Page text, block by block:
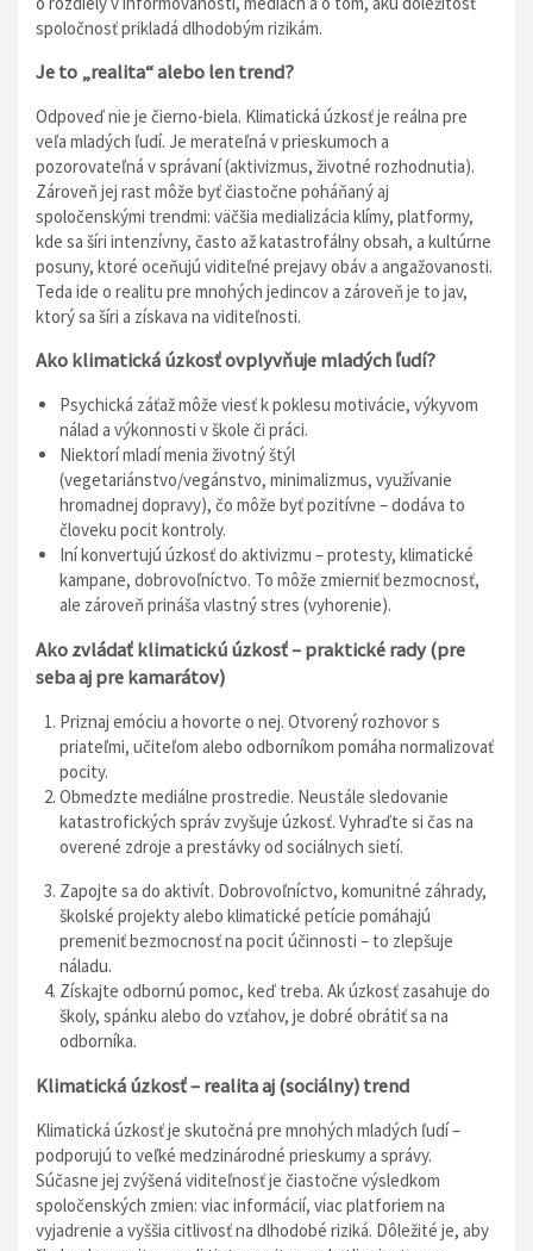
spoločnosť prikladá dlhodobým rizikám.
Je to „realita“ alebo len trend?
Odpoveď nie je čierno-biela. Klimatická úzkosť je reálna pre
veľa mladých ľudí. Je merateľná v prieskumoch a
pozorovateľná v správaní (aktivizmus, životné rozhodnutia).
Zároveň jej rast môže byť čiastočne poháňaný aj
spoločenskými trendmi: väčšia medializácia klímy, platformy,
kde sa šíri intenzívny, často až katastrofálny obsah, a kultúrne
posuny, ktoré oceňujú viditeľné prejavy obáv a angažovanosti.
Teda ide o realitu pre mnohých jedincov a zároveň je to jav,
ktorý sa šíri a získava na viditeľnosti.
Ako klimatická úzkosť ovplyvňuje mladých ľudí?
Psychická záťaž môže viesť k poklesu motivácie, výkyvom
nálad a výkonnosti v škole či práci.
Niektorí mladí menia životný štýl
(vegetariánstvo/vegánstvo, minimalizmus, využívanie
hromadnej dopravy), čo môže byť pozitívne – dodáva to
človeku pocit kontroly.
Iní konvertujú úzkosť do aktivizmu – protesty, klimatické
kampane, dobrovoľníctvo. To môže zmierniť bezmocnosť,
ale zároveň prináša vlastný stres (vyhorenie).
Ako zvládať klimatickú úzkosť – praktické rady (pre
seba aj pre kamarátov)
Priznaj emóciu a hovorte o nej. Otvorený rozhovor s
priateľmi, učiteľom alebo odborníkom pomáha normalizovať
pocity.
Obmedzte mediálne prostredie. Neustále sledovanie
katastrofických správ zvyšuje úzkosť. Vyhraďte si čas na
overené zdroje a prestávky od sociálnych sietí.
Zapojte sa do aktivít. Dobrovoľníctvo, komunitné záhrady,
školské projekty alebo klimatické petície pomáhajú
premeniť bezmocnosť na pocit účinnosti – to zlepšuje
náladu.
Získajte odbornú pomoc, keď treba. Ak úzkosť zasahuje do
školy, spánku alebo do vzťahov, je dobré obrátiť sa na
odborníka.
Klimatická úzkosť – realita aj (sociálny) trend
Klimatická úzkosť je skutočná pre mnohých mladých ľudí –
podporujú to veľké medzinárodné prieskumy a správy.
Súčasne jej zvýšená viditeľnosť je čiastočne výsledkom
spoločenských zmien: viac informácií, viac platforiem na
vyjadrenie a vyššia citlivosť na dlhodobé riziká. Dôležité je, aby